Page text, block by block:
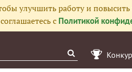
улучшить работу и
с Политикой